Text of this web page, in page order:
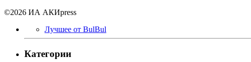
©2026 ИА АКИpress
Лучшее от BulBul
Категории